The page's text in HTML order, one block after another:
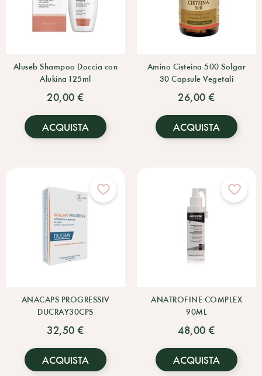
Aluseb Shampoo Doccia con
Alukina 125ml
20,00 €
ACQUISTA
Amino Cisteina 500 Solgar
30 Capsule Vegetali
26,00 €
ACQUISTA
ANACAPS PROGRESSIV
DUCRAY30CPS
32,50 €
ACQUISTA
ANATROFINE COMPLEX
90ML
48,00 €
ACQUISTA